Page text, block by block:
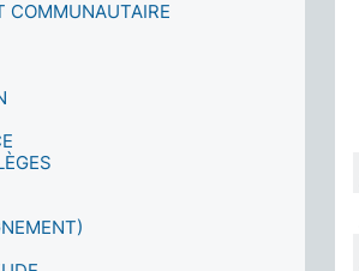
COMMUNAUTAIRE